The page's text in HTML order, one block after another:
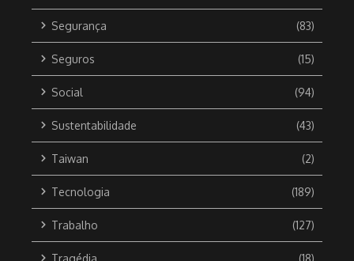
Segurança (83)
Seguros (15)
Social (94)
Sustentabilidade (43)
Taiwan (2)
Tecnologia (189)
Trabalho (127)
Tragédia (18)